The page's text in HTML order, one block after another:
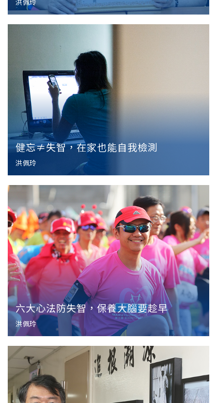
洪佩玲
健忘≠失智，在家也能自我檢測
洪佩玲
六大心法防失智，保養大腦要趁早
洪佩玲